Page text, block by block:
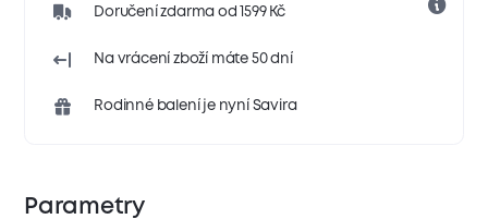
Doručení zdarma od 1599 Kč
Na vrácení zboží máte 50 dní
Rodinné balení je nyní Savira
Parametry